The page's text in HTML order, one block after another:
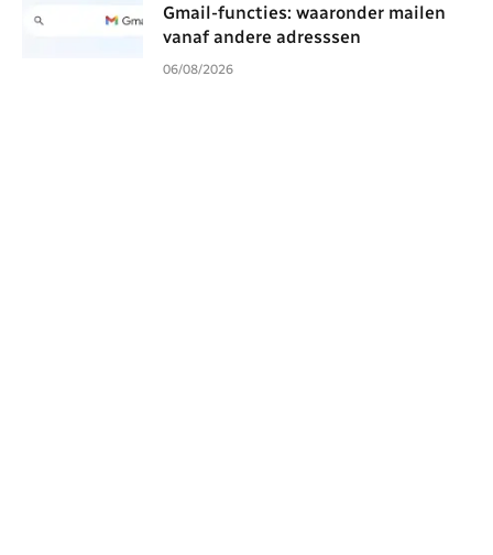
Gmail-functies: waaronder mailen
vanaf andere adresssen
06/08/2026